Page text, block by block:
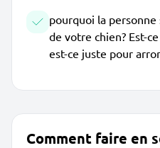
pourquoi la
de votre chien? Est-
est-ce juste pour
Comment faire en